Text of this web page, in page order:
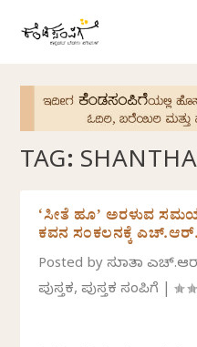
TAG:
‘ಸೀತೆ ಹೂ’ ಅರಳುವ
ಕವನ ಸಂಕಲನಕ್ಕೆ ಎಚ್.ಆರ್.‌
Posted byಸುಜಾತಾ
ಪುಸ್ತಕ,ಪುಸ್ತಕ ಸಂಪಿಗೆ |